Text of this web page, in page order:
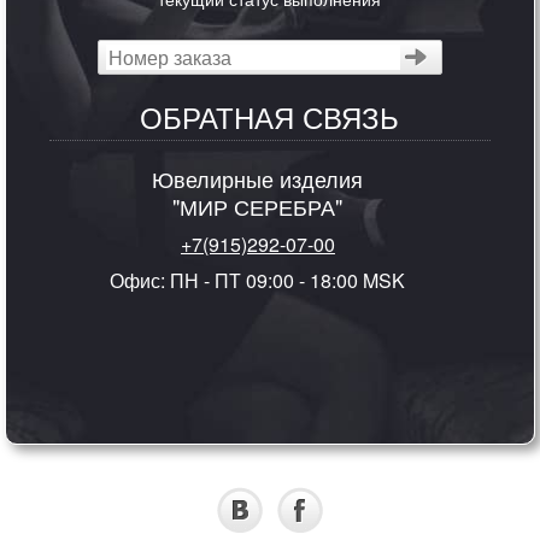
ОБРАТНАЯ СВЯЗЬ
Ювелирные изделия
"МИР СЕРЕБРА"
+7(915)292-07-00
Офис: ПН - ПТ 09:00 - 18:00 MSK